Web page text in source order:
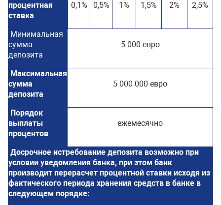
процентная
ставка
0,1% 0,5% 1% 1,5% 2% 2,5%
Минимальная
сумма
депозита
5 000 евро
Максимальная
сумма
депозита
5 000 000 евро
Порядок
выплаты
процентов
ежемесячно
Досрочное истребование депозита возможно при
условии уведомления банка, при этом банк
производит перерасчет процентной ставки исходя из
фактического периода хранения средств в банке в
следующем порядке: